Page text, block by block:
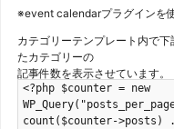
※event calendarプラグインを
カテゴリーテンプレート内で
たカテゴリーの
記事件数を表示させています。
<?php $counter = new
count($counter->posts)